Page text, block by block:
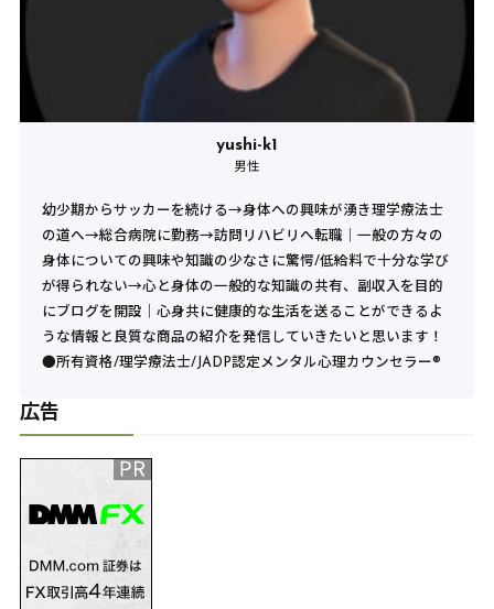
yushi-k1
男性
幼少期からサッカーを続ける→身体への興味が湧き理学療法士
の道へ→総合病院に勤務→訪問リハビリへ転職｜一般の方々の
身体についての興味や知識の少なさに驚愕/低給料で十分な学び
が得られない→心と身体の一般的な知識の共有、副収入を目的
にブログを開設｜心身共に健康的な生活を送ることができるよ
うな情報と良質な商品の紹介を発信していきたいと思います！
●所有資格/理学療法士/JADP認定メンタル心理カウンセラー®︎
広告